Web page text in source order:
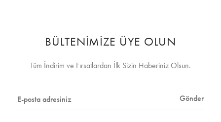
BÜLTENİMİZE ÜYE OLUN
Tüm İndirim ve Fırsatlardan İlk Sizin Haberiniz Olsun.
Gönder